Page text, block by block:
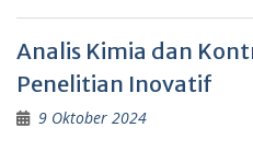
Analis Kimia dan
Penelitian Inovatif
9 Oktober 2024